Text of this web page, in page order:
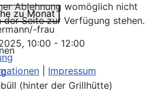
zu Monat
frau
10:00 - 12:00
(hinter der Grillhütte)
Ablehnung womöglich nicht
Seite zur Verfügung stehen.
Impressum